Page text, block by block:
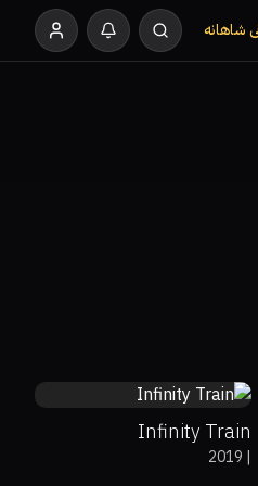
شاهانە
Infinity Train
|
2019